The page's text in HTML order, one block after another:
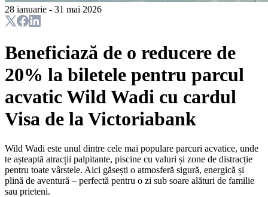
28 ianuarie - 31 mai 2026
Beneficiază de o reducere de
20% la biletele pentru parcul
acvatic Wild Wadi cu cardul
Visa de la Victoriabank
Wild Wadi este unul dintre cele mai populare parcuri acvatice, unde
te așteaptă atracții palpitante, piscine cu valuri și zone de distracție
pentru toate vârstele. Aici găsești o atmosferă sigură, energică și
plină de aventură – perfectă pentru o zi sub soare alături de familie
sau prieteni.